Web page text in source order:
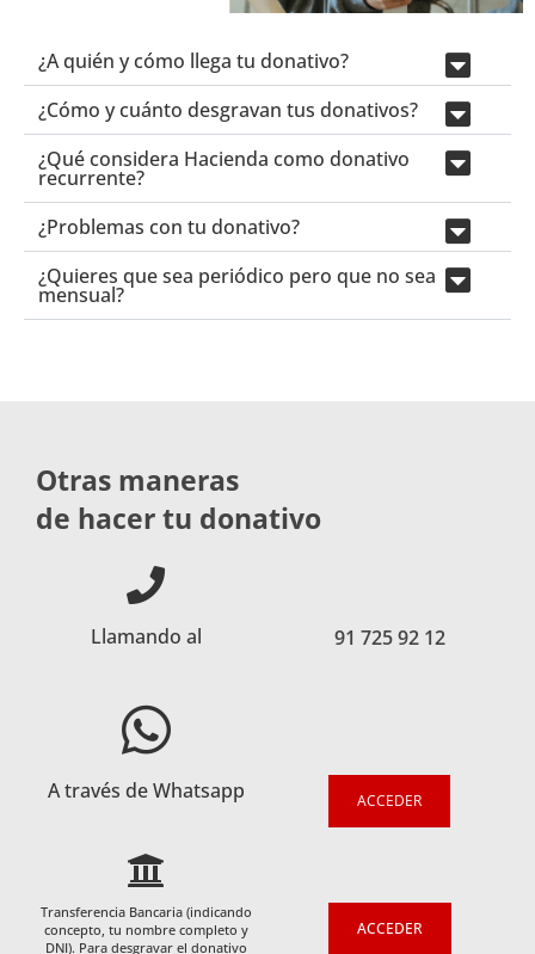
¿A quién y cómo llega tu donativo?
¿Cómo y cuánto desgravan tus donativos?
¿Qué considera Hacienda como donativo
recurrente?
¿Problemas con tu donativo?
¿Quieres que sea periódico pero que no sea
mensual?
Otras maneras
de hacer tu donativo
Llamando al 91 725 92 12
A través de Whatsapp ACCEDER
Transferencia Bancaria (indicando
concepto, tu nombre completo y
DNI). Para desgravar el donativo
ACCEDER